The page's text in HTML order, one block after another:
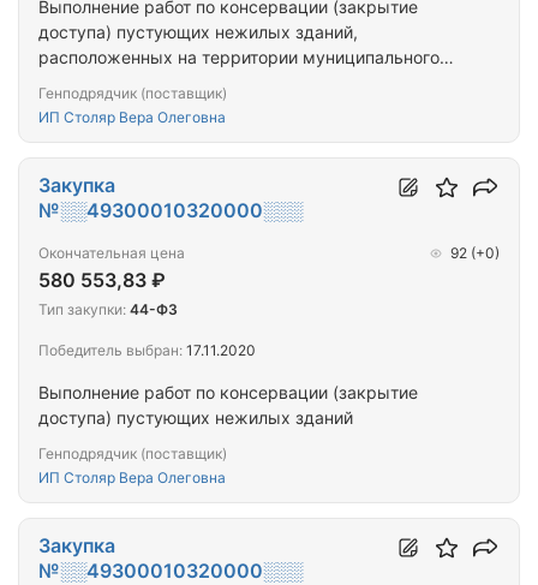
Выполнение работ по консервации (закрытие
доступа) пустующих нежилых зданий,
расположенных на территории муниципального
подведомственной территорией Мурманской
Генподрядчик (поставщик)
ИП Столяр Вера Олеговна
Выполнение работ по консервации (закрытие
доступа) пустующих нежилых зданий
Генподрядчик (поставщик)
ИП Столяр Вера Олеговна
Закупка
№░░49300010320000░░░
Окончательная цена
580 553,83 ₽
92 (+0)
Тип закупки: 44-ФЗ
Победитель выбран: 17.11.2020
Закупка
№░░49300010320000░░░